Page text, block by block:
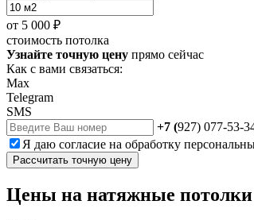
от 5 000 ₽
стоимость потолка
Узнайте точную цену прямо сейчас
Как с вами связаться:
Max
Telegram
SMS
+7 (927) 077-53-
Я даю согласие на обработку
Рассчитать точную цену
Цены на натяжные потолки